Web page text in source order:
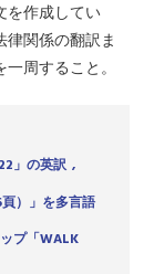
を作成してい
関係の翻訳ま
周すること。
」の英訳
）」を多言語
プ「WALK